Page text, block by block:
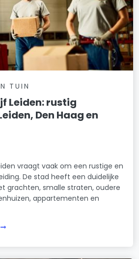
TUIN
Leiden: rustig
Den Haag en
vraagt vaak om een rustige en
De stad heeft een duidelijke
grachten, smalle straten, oudere
appartementen en